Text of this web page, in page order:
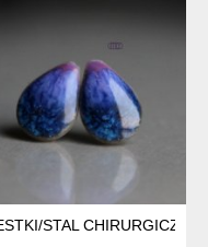
STAL CHIRURGICZNA/